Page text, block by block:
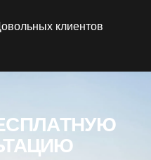
клиентов